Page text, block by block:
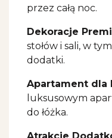
przez całą noc.
Dekoracje
stołów i sali, w
dodatki.
Apartament dla
luksusowym
do łóżka.